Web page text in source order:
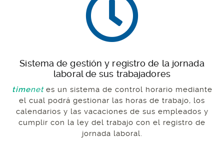
Sistema de gestión y registro de la jornada
laboral de sus trabajadores
timenetes un sistema de control horario mediante
el cual podrá gestionar las horas de trabajo, los
calendarios y las vacaciones de sus empleados y
cumplir con la ley del trabajo con el registro de
jornada laboral.